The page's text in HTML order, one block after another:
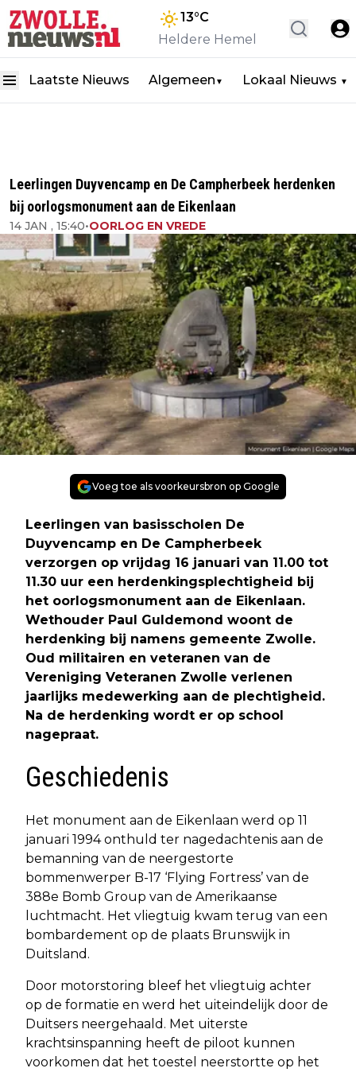
13°C
Heldere Hemel
Laatste Nieuws Algemeen ▼ Lokaal Nieuws ▼
Leerlingen Duyvencamp en De Campherbeek herdenken
bij oorlogsmonument aan de Eikenlaan
14 JAN , 15:40•OORLOG EN VREDE
Voeg toe als voorkeursbron op Google
Leerlingen van basisscholen De
Duyvencamp en De Campherbeek
verzorgen op vrijdag 16 januari van 11.00 tot
11.30 uur een herdenkingsplechtigheid bij
het oorlogsmonument aan de Eikenlaan.
Wethouder Paul Guldemond woont de
herdenking bij namens gemeente Zwolle.
Oud militairen en veteranen van de
Vereniging Veteranen Zwolle verlenen
jaarlijks medewerking aan de plechtigheid.
Na de herdenking wordt er op school
nagepraat.
Geschiedenis
Het monument aan de Eikenlaan werd op 11
januari 1994 onthuld ter nagedachtenis aan de
bemanning van de neergestorte
bommenwerper B-17 ‘Flying Fortress’ van de
388e Bomb Group van de Amerikaanse
luchtmacht. Het vliegtuig kwam terug van een
bombardement op de plaats Brunswijk in
Duitsland.
Door motorstoring bleef het vliegtuig achter
op de formatie en werd het uiteindelijk door de
Duitsers neergehaald. Met uiterste
krachtsinspanning heeft de piloot kunnen
voorkomen dat het toestel neerstortte op het